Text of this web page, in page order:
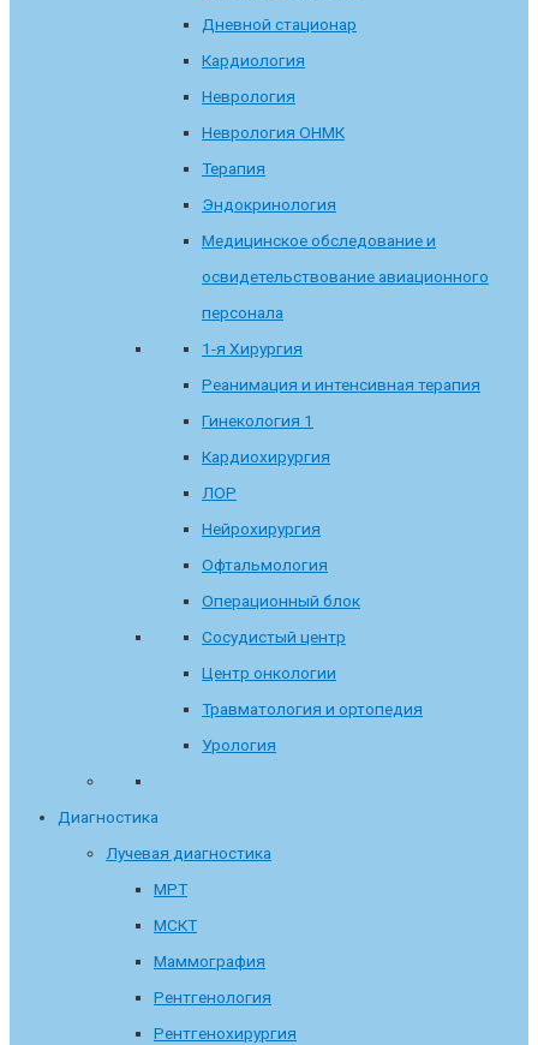
Дневной стационар
Кардиология
Неврология
Неврология ОНМК
Терапия
Эндокринология
Медицинское обследование и
освидетельствование авиационного
персонала
1-я Хирургия
Реанимация и интенсивная терапия
Гинекология 1
Кардиохирургия
ЛОР
Нейрохирургия
Офтальмология
Операционный блок
Сосудистый центр
Центр онкологии
Травматология и ортопедия
Урология
Диагностика
Лучевая диагностика
МРТ
МСКТ
Маммография
Рентгенология
Рентгенохирургия